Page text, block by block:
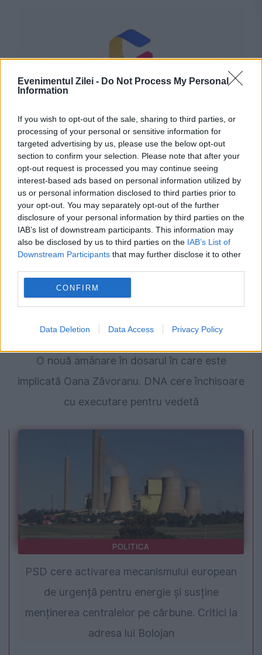
Evenimentul Zilei - Do Not Process My Personal
Information
If you wish to opt-out of the sale, sharing to third parties, or
processing of your personal or sensitive information for
targeted advertising by us, please use the below opt-out
section to confirm your selection. Please note that after your
opt-out request is processed you may continue seeing
interest-based ads based on personal information utilized by
us or personal information disclosed to third parties prior to
your opt-out. You may separately opt-out of the further
disclosure of your personal information by third parties on the
IAB’s list of downstream participants. This information may
also be disclosed by us to third parties on the IAB’s List of
Downstream Participants that may further disclose it to other
CONFIRM
Data Deletion Data Access Privacy Policy
POLITICA
Ultimatum de la Guvern pentru primari. Sute
de localități riscă să rămână fără bani din
cauza Ghiseul.ro
MONDEN
O nouă amânare în dosarul în care este
implicată Oana Zăvoranu. DNA cere închisoare
cu executare pentru vedetă
POLITICA
PSD cere activarea mecanismului european
de urgență pentru energie și susține
menținerea centralelor pe cărbune. Critici la
adresa lui Bolojan